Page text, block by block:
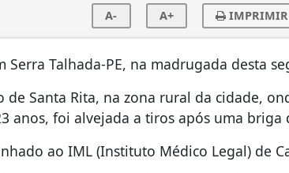
A- A+ IMPRIMIR
Serra Talhada-PE, na madrugada desta
de Santa Rita, na zona rural da cidade,
anos, foi alvejada a tiros após uma briga
ao IML (Instituto Médico Legal) de